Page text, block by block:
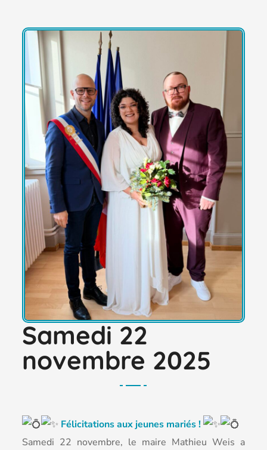
Samedi 22
novembre 2025
Félicitations aux jeunes mariés !
Samedi 22 novembre, le maire Mathieu Weis a